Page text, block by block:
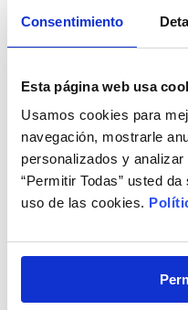
Consentimiento
Esta página web usa
Usamos cookies para
navegación, mostrarle
personalizados y
“Permitir Todas” usted
uso de las cookies.
¡Compre por primera
¡Resuelva todas sus
y
usted, de Ayuda